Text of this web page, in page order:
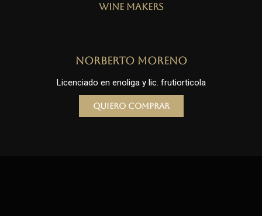
Wine Makers
Norberto Moreno
Licenciado en enoliga y lic. frutiorticola
Quiero comprar